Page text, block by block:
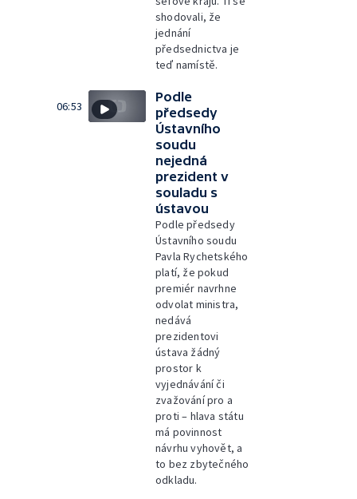
shodovali, že
jednání
předsednictva je
teď namístě.
06:53
Podle
předsedy
Ústavního
soudu
nejedná
prezident v
souladu s
ústavou
Podle předsedy
Ústavního soudu
Pavla Rychetského
platí, že pokud
premiér navrhne
odvolat ministra,
nedává
prezidentovi
ústava žádný
prostor k
vyjednávání či
zvažování pro a
proti – hlava státu
má povinnost
návrhu vyhovět, a
to bez zbytečného
odkladu.